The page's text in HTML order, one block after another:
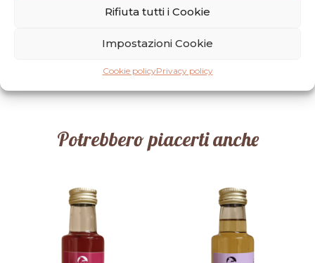
Rifiuta tutti i Cookie
Impostazioni Cookie
Cookie policyPrivacy policy
recensione
Potrebbero piacerti anche